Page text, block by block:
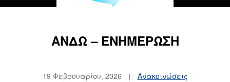
ΑΝΔΩ – ΕΝΗΜΕΡΩΣΗ
19 Φεβρουαρίου, 2026 Ανακοινώσεις